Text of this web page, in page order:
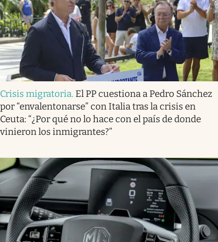
Crisis migratoria. El PP cuestiona a Pedro Sánchez
por “envalentonarse” con Italia tras la crisis en
Ceuta: “¿Por qué no lo hace con el país de donde
vinieron los inmigrantes?”